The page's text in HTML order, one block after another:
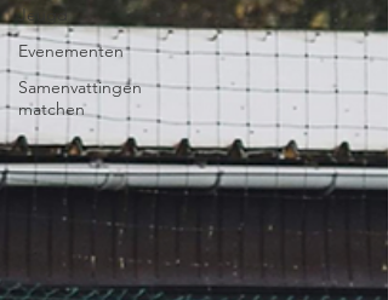
Jeugd
Evenementen
Samenvattingen
matchen